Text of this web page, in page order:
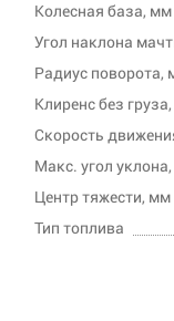
Колесная база, мм
Угол наклона
Радиус поворота,
Клиренс без
Скорость
Макс. угол
Центр тяжести, мм
Тип топлива